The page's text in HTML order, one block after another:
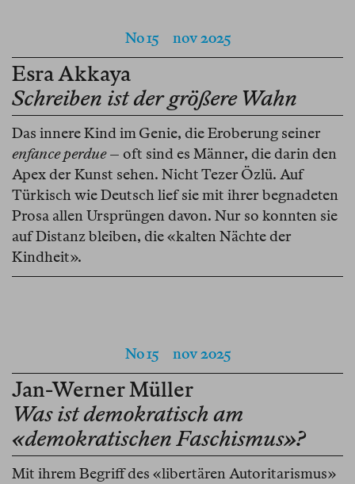
No 15nov 2025
Esra Akkaya
Schreiben ist der größere Wahn
Das innere Kind im Genie, die Eroberung seiner
enfance perdue– oft sind es Männer, die darin den
Apex der Kunst sehen. Nicht Tezer Özlü. Auf
Türkisch wie Deutsch lief sie mit ihrer begnadeten
Prosa allen Ursprüngen davon. Nur so konnten sie
auf Distanz bleiben, die «kalten Nächte der
Kindheit».
No 15nov 2025
Jan-Werner Müller
Was ist demokratisch am
«demokratischen Faschismus»?
Mit ihrem Begriff des «libertären Autoritarismus»